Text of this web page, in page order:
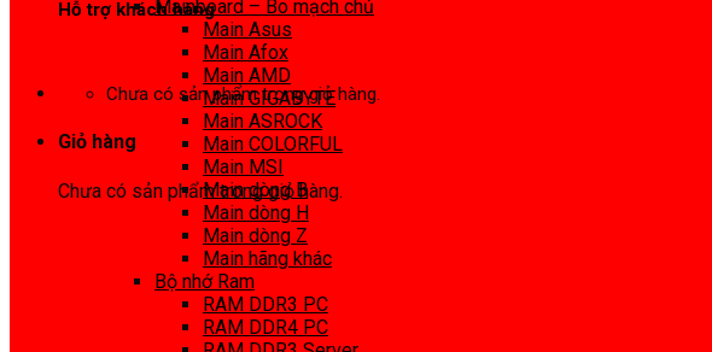
Hỗ trợ khách hàng
Chưa có sản phẩm trong giỏ hàng.
Giỏ hàng
Chưa có sản phẩm trong giỏ hàng.
Mainboard – Bo mạch chủ
Main Asus
Main Afox
Main AMD
Main GIGABYTE
Main ASROCK
Main COLORFUL
Main MSI
Main dòng B
Main dòng H
Main dòng Z
Main hãng khác
Bộ nhớ Ram
RAM DDR3 PC
RAM DDR4 PC